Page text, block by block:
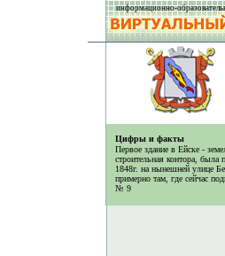
информационно-
Цифры и факты
Первое здание в Ейске -
строительная контора, была
1848г. на нынешней улице
примерно там, где сейчас
№ 9